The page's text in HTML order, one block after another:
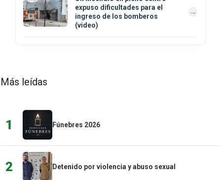
expuso dificultades para el
ingreso de los bomberos
(video)
Más leídas
1 Fúnebres 2026
2 Detenido por violencia y abuso sexual